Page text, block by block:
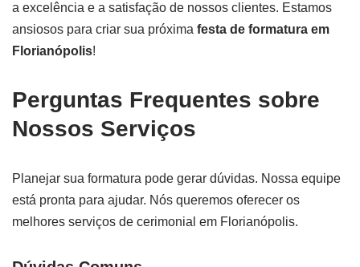
a excelência e a satisfação de nossos clientes. Estamos
ansiosos para criar sua próxima festa de formatura em
Florianópolis!
Perguntas Frequentes sobre
Nossos Serviços
Planejar sua formatura pode gerar dúvidas. Nossa equipe
está pronta para ajudar. Nós queremos oferecer os
melhores serviços de cerimonial em Florianópolis.